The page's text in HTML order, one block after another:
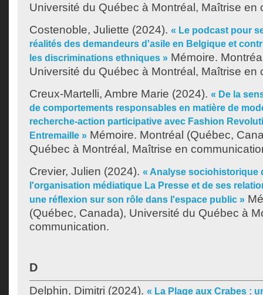
Université du Québec à Montréal, Maîtrise en
Costenoble, Juliette (2024). « Le podcast pour
réalités des demandeurs d'asile en Belgique et
les discriminations ethniques » Mémoire.
Université du Québec à Montréal, Maîtrise en
Creux-Martelli, Ambre Marie (2024). « De la
de comportements responsables en matière de
recherche-action participative avec Fashion
Entremaille » Mémoire. Montréal (Québec,
Québec à Montréal, Maîtrise en
Crevier, Julien (2024). « Analyse sociohistorique
l'organisation médiatique La Presse et de ses
une réflexion sur son rôle dans l'espace public »
(Québec, Canada), Université du Québec à
communication.
D
Delphin, Dimitri (2024). « La Plage aux Crabes :